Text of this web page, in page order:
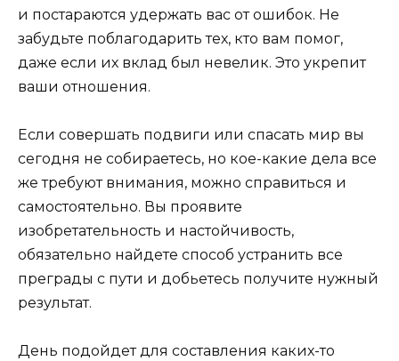
и постараются удержать вас от ошибок. Не
забудьте поблагодарить тех, кто вам помог,
даже если их вклад был невелик. Это укрепит
ваши отношения.
Если совершать подвиги или спасать мир вы
сегодня не собираетесь, но кое-какие дела все
же требуют внимания, можно справиться и
самостоятельно. Вы проявите
изобретательность и настойчивость,
обязательно найдете способ устранить все
преграды с пути и добьетесь получите нужный
результат.
День подойдет для составления каких-то